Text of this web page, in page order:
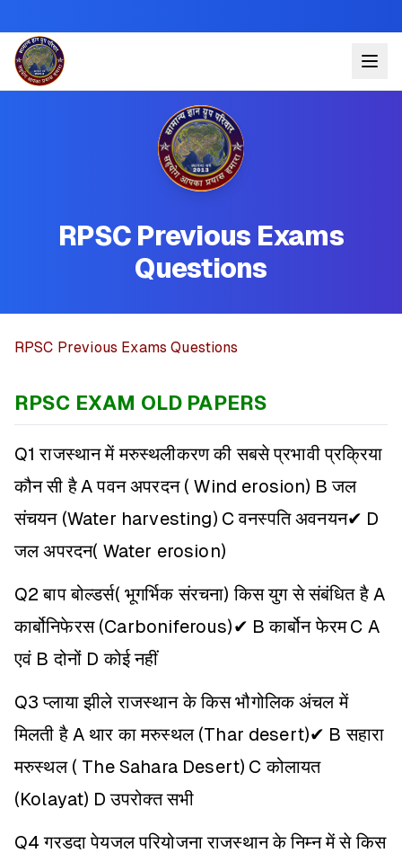
RPSC Previous Exams
Questions
RPSC Previous Exams Questions
RPSC EXAM OLD PAPERS
Q1 राजस्थान में मरुस्थलीकरण की सबसे प्रभावी प्रक्रिया
कौन सी है A पवन अपरदन ( Wind erosion) B जल
संचयन (Water harvesting) C वनस्पति अवनयन✔ D
जल अपरदन( Water erosion)
Q2 बाप बोल्डर्स( भूगर्भिक संरचना) किस युग से संबंधित है A
कार्बोनिफेरस (Carboniferous)✔ B कार्बोन फेरम C A
एवं B दोनों D कोई नहीं
Q3 प्लाया झीले राजस्थान के किस भौगोलिक अंचल में
मिलती है A थार का मरुस्थल (Thar desert)✔ B सहारा
मरुस्थल ( The Sahara Desert) C कोलायत
(Kolayat) D उपरोक्त सभी
Q4 गरडदा पेयजल परियोजना राजस्थान के निम्न में से किस